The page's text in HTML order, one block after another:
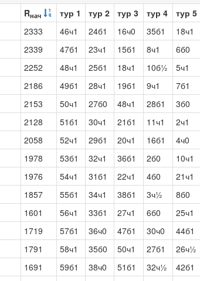
Rнач тур 1 тур 2 тур 3 тур 4 тур 5
2333 46ч1 24б1 16ч0 35б1 18ч1
2339 47б1 23ч1 15б1 8ч1 6б0
2252 48ч1 25б1 18ч1 10б½ 5ч1
2186 49б1 28ч1 19б1 9ч1 7б1
2153 50ч1 27б0 48ч1 28б1 3б0
2128 51б1 30ч1 21б1 11ч1 2ч1
2058 52ч1 29б1 20ч1 16б1 4ч0
1978 53б1 32ч1 36б1 2б0 10ч1
1976 54ч1 31б1 22ч1 4б0 21ч1
1857 55б1 34ч1 38б1 3ч½ 8б0
1601 56ч1 33б1 27ч1 6б0 25ч1
1719 57б1 36ч0 47б1 30ч0 44б1
1791 58ч1 35б0 50ч1 27б1 26ч½
1691 59б1 38ч0 51б1 32ч½ 42б1